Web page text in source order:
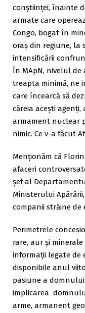
conștiinței, înainte
armate care
Congo, bogat în
oraș din regiune,
intensificării
În MApN, nivelul de
treapta minimă, ne
care încearcă să
căreia acești
armament nuclear
nimic. Ce v-a făcut
Menționăm că
afaceri
șef al
Ministerului
companii străine de
Perimetrele
rare, aur şi
informaţii legate de
disponibile anul
pasiune a
implicarea
arme, armanent